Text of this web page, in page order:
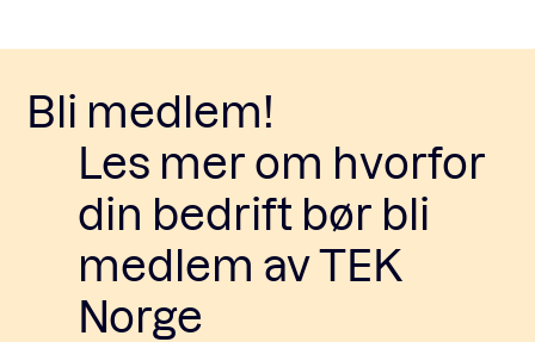
Bli medlem!
Les mer om hvorfor
din bedrift bør bli
medlem av TEK
Norge